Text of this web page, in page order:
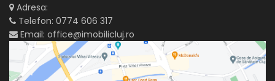
Adresa:
Telefon: 0774 606 317
Email: office@imobilicluj.ro